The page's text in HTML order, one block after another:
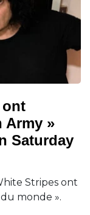
ont
Army »
Saturday
Stripes ont
monde ».